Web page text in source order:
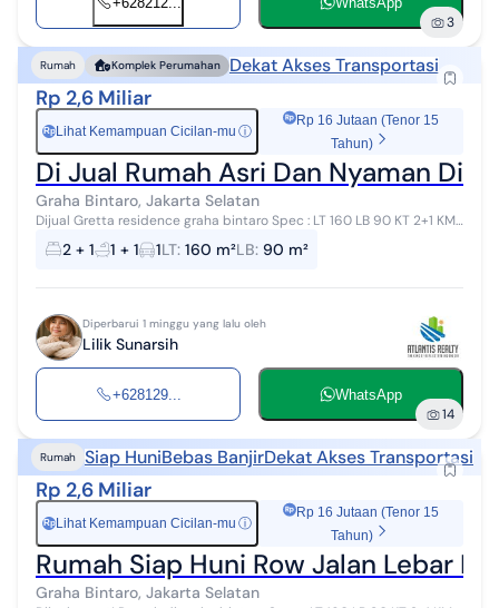
3
Rumah Komplek Perumahan Dekat Akses Transportasi
Rp 2,6 Miliar
Rp Lihat Kemampuan Cicilan-mu ⓘ
Rp 16 Jutaan (Tenor 15
Tahun)
Di Jual Rumah Asri Dan Nyaman Di
Graha Bintaro, Jakarta Selatan
Dijual Gretta residence graha bintaro Spec : LT 160 LB 90 KT 2+1 KM
1+1 Garasi 1 Car port 1 Lebar jalan 4lajur Posisi didepan 2mnt ke
gerbang tol...
2 + 1 1 + 1 1LT: 160 m²LB: 90 m²
Diperbarui 1 minggu yang lalu oleh
Lilik Sunarsih
+628129... WhatsApp
14
Rumah Siap HuniBebas BanjirDekat Akses Transportasi
Rp 2,6 Miliar
Rp Lihat Kemampuan Cicilan-mu ⓘ
Rp 16 Jutaan (Tenor 15
Tahun)
Rumah Siap Huni Row Jalan Lebar
Graha Bintaro, Jakarta Selatan